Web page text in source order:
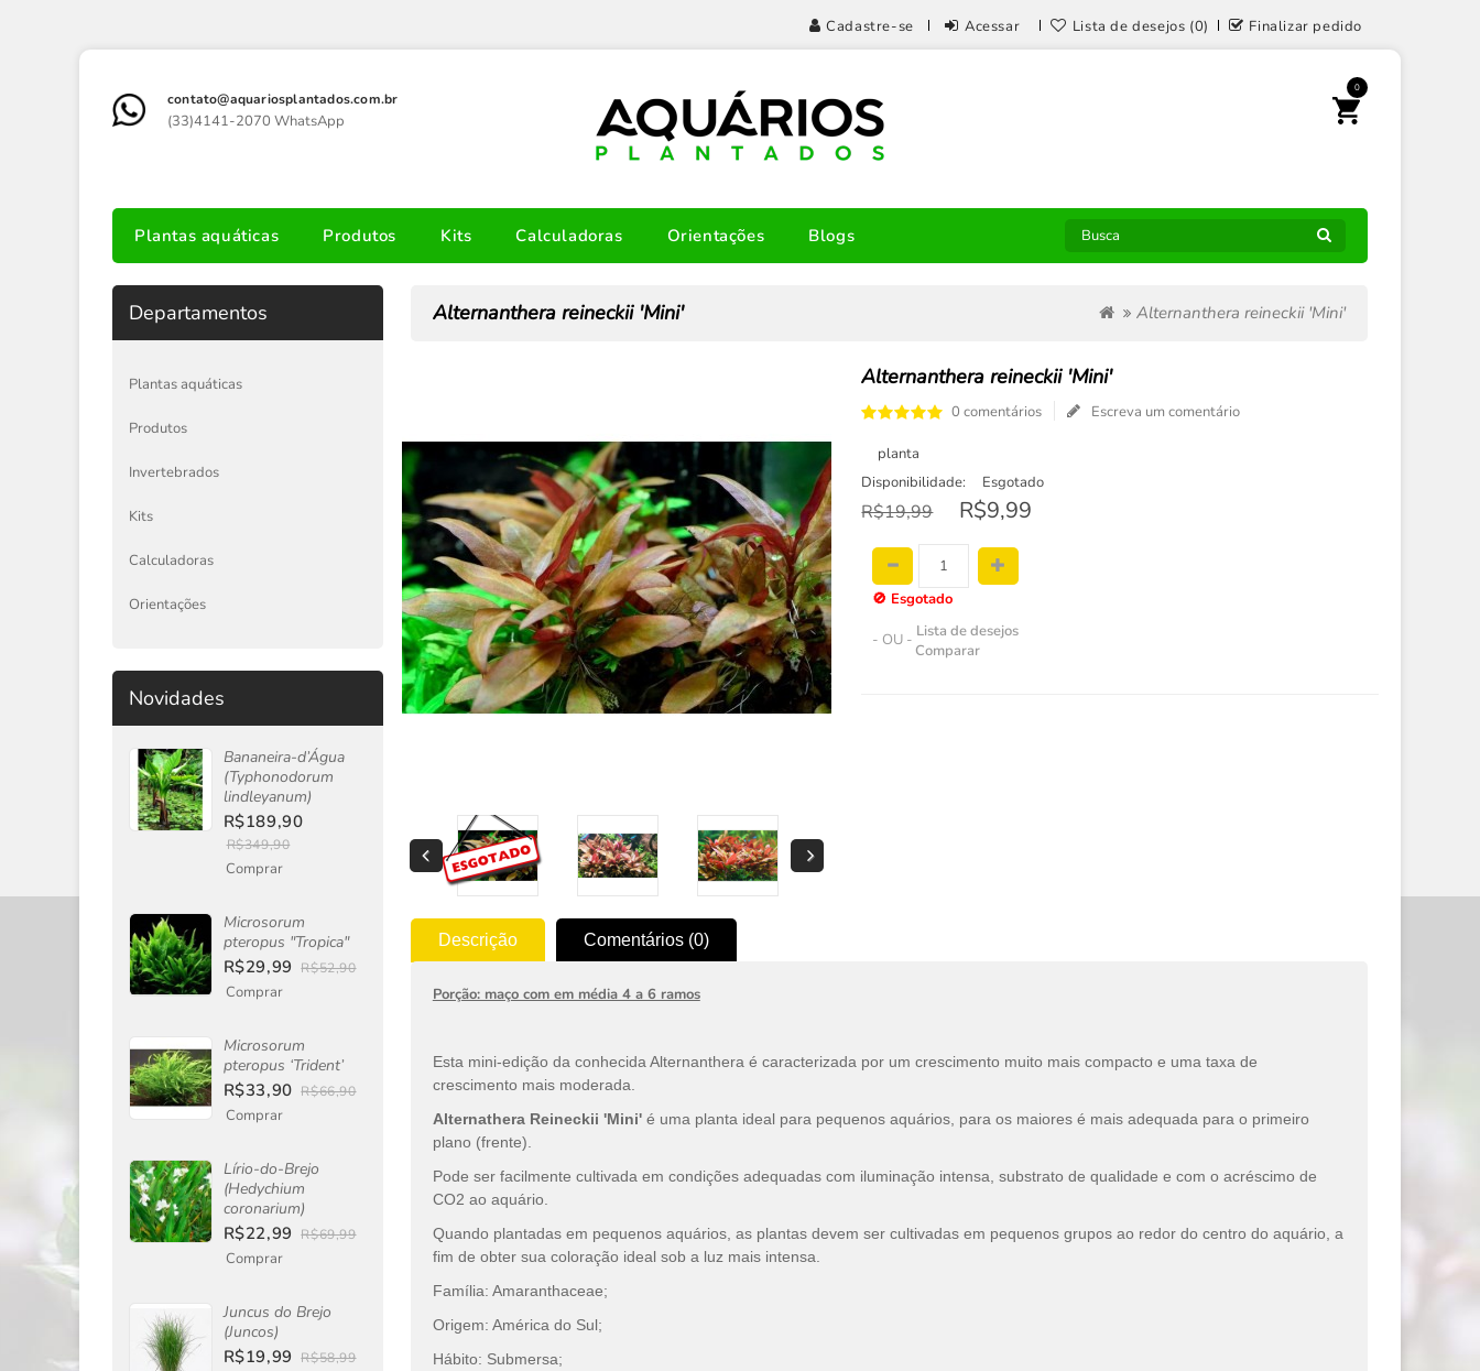
Cadastre-se Acessar Lista de desejos (0) Finalizar pedido
contato@aquariosplantados.com.br
(33)4141-2070 WhatsApp
0
Plantas aquáticas Produtos Kits Calculadoras Orientações Blogs
Departamentos
Plantas aquáticas
Produtos
Invertebrados
Kits
Calculadoras
Orientações
Novidades
Bananeira-d’Água
(Typhonodorum
lindleyanum)
R$189,90
R$349,90
Comprar
Microsorum
pteropus "Tropica"
R$29,99 R$52,90
Comprar
Microsorum
pteropus ‘Trident’
R$33,90 R$66,90
Comprar
Lírio-do-Brejo
(Hedychium
coronarium)
R$22,99 R$69,99
Comprar
Juncus do Brejo
(Juncos)
R$19,99 R$58,99
Alternanthera reineckii 'Mini' Alternanthera reineckii 'Mini'
Alternanthera reineckii 'Mini'
0 comentários Escreva um comentário
planta
Disponibilidade:
Esgotado
R$19,99 R$9,99
🚫 Esgotado
- OU - Lista de desejos
Comparar
Descrição Comentários (0)
Porção: maço com em média 4 a 6 ramos
Esta mini-edição da conhecida Alternanthera é caracterizada por um crescimento muito mais compacto e uma taxa de
crescimento mais moderada.
Alternathera Reineckii 'Mini' é uma planta ideal para pequenos aquários, para os maiores é mais adequada para o primeiro
plano (frente).
Pode ser facilmente cultivada em condições adequadas com iluminação intensa, substrato de qualidade e com o acréscimo de
CO2 ao aquário.
Quando plantadas ​​em pequenos aquários, as plantas devem ser cultivadas em pequenos grupos ao redor do centro do aquário, a
fim de obter sua coloração ideal sob a luz mais intensa.
Família: Amaranthaceae;
Origem: América do Sul;
Hábito: Submersa;